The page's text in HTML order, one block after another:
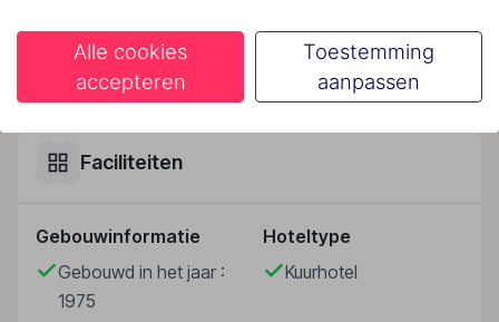
goede eigenschappen. Dit wordt bewezen door de
aanwezigheid van het beroemdste thermale centrum,
de tuinen van Poseidon, die vanaf het hotel
het busstation zijn in de directe omgeving van het
D'Ischia met zijn vele mogelijkheden om te winkelen.
Hotelfaciliteiten
Faciliteiten
Gebouwinformatie
Gebouwd in het jaar :
1975
Hoteltype
Kuurhotel
Alle cookies
accepteren
Toestemming
aanpassen